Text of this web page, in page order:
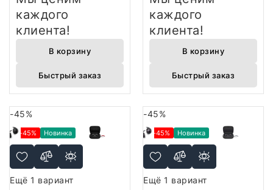
каждого
клиента!
В корзину
Быстрый заказ
каждого
клиента!
В корзину
Быстрый заказ
-45%
-45% Новинка
Ещё 1 вариант
-45%
-45% Новинка
Ещё 1 вариант